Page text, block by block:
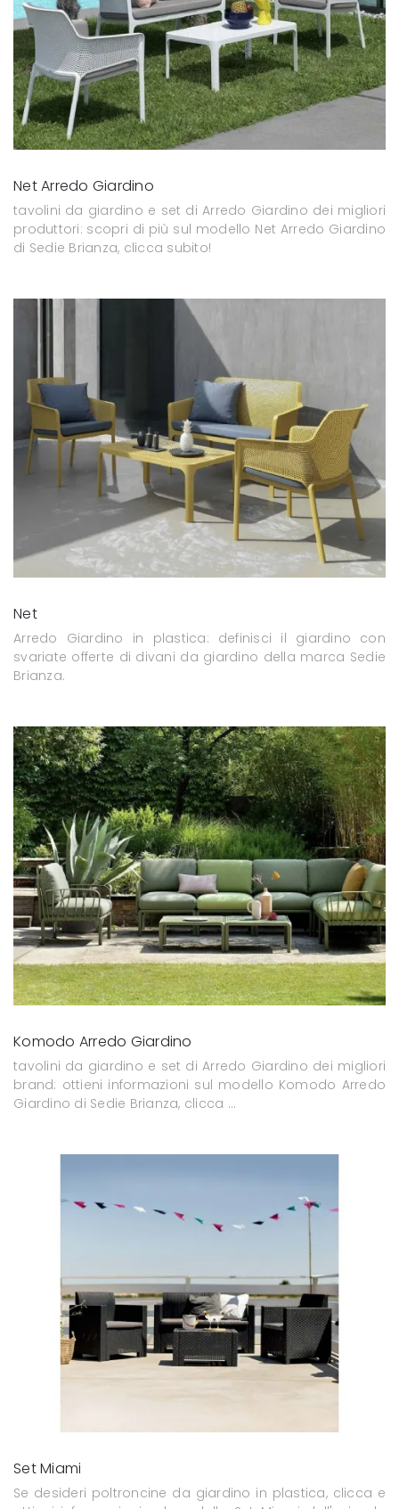
Net Arredo Giardino
tavolini da giardino e set di Arredo Giardino dei migliori
produttori: scopri di più sul modello Net Arredo Giardino
di Sedie Brianza, clicca subito!
Net
Arredo Giardino in plastica: definisci il giardino con
svariate offerte di divani da giardino della marca Sedie
Brianza.
Komodo Arredo Giardino
tavolini da giardino e set di Arredo Giardino dei migliori
brand: ottieni informazioni sul modello Komodo Arredo
Giardino di Sedie Brianza, clicca ...
Set Miami
Se desideri poltroncine da giardino in plastica, clicca e